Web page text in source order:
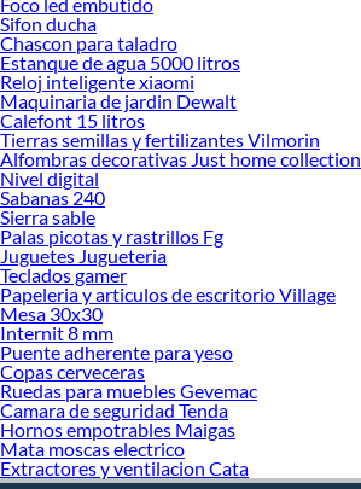
Foco led embutido
Sifon ducha
Chascon para taladro
Estanque de agua 5000 litros
Reloj inteligente xiaomi
Maquinaria de jardin Dewalt
Calefont 15 litros
Tierras semillas y fertilizantes Vilmorin
Alfombras decorativas Just home collection
Nivel digital
Sabanas 240
Sierra sable
Palas picotas y rastrillos Fg
Juguetes Jugueteria
Teclados gamer
Papeleria y articulos de escritorio Village
Mesa 30x30
Internit 8 mm
Puente adherente para yeso
Copas cerveceras
Ruedas para muebles Gevemac
Camara de seguridad Tenda
Hornos empotrables Maigas
Mata moscas electrico
Extractores y ventilacion Cata